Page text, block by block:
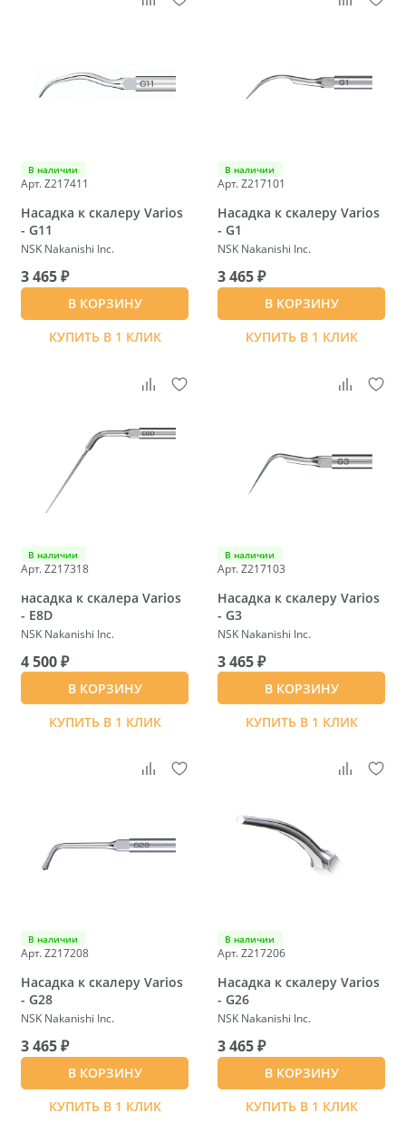
В наличии
Арт. Z217411
Насадка к скалеру Varios
- G11
NSK Nakanishi Inc.
3 465 ₽
В КОРЗИНУ
КУПИТЬ В 1 КЛИК
В наличии
Арт. Z217101
Насадка к скалеру Varios
- G1
NSK Nakanishi Inc.
3 465 ₽
В КОРЗИНУ
КУПИТЬ В 1 КЛИК
В наличии
Арт. Z217318
насадка к скалера Varios
- E8D
NSK Nakanishi Inc.
4 500 ₽
В КОРЗИНУ
КУПИТЬ В 1 КЛИК
В наличии
Арт. Z217103
Насадка к скалеру Varios
- G3
NSK Nakanishi Inc.
3 465 ₽
В КОРЗИНУ
КУПИТЬ В 1 КЛИК
В наличии
Арт. Z217208
Насадка к скалеру Varios
- G28
NSK Nakanishi Inc.
3 465 ₽
В КОРЗИНУ
КУПИТЬ В 1 КЛИК
В наличии
Арт. Z217206
Насадка к скалеру Varios
- G26
NSK Nakanishi Inc.
3 465 ₽
В КОРЗИНУ
КУПИТЬ В 1 КЛИК